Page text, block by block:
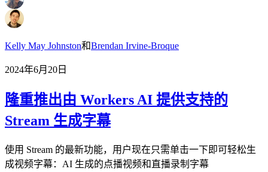
Kelly May Johnston和Brendan Irvine-Broque
2024年6月20日
隆重推出由 Workers AI 提供支持的
Stream 生成字幕
使用 Stream 的最新功能，用户现在只需单击一下即可轻松生
成视频字幕：AI 生成的点播视频和直播录制字幕